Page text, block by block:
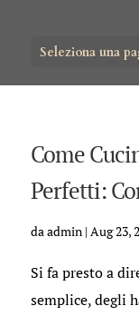
Seleziona una
Come
Perfetti:
daadmin| Aug 23,
Si fa presto a
semplice, degli